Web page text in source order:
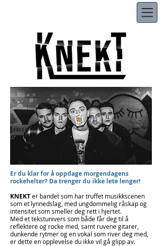
Er du klar for å oppdage morgendagens
rockehelter? Da trenger du ikke lete lenger!
KNEKTer bandet som har truffet musikkscenen
som et lynnedslag, med ungdommelig råskap og
intensitet som smeller deg rett i hjertet.
Med et tekstunivers som både får deg til å
reflektere og rocke med, samt ruvene gitarer,
dunkende rytmer og en vokal som river deg med,
er dette en opplevelse du ikke vil gå glipp av.